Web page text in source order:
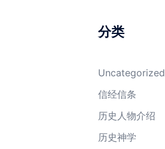
分类
Uncategorized
信经信条
历史人物介绍
历史神学